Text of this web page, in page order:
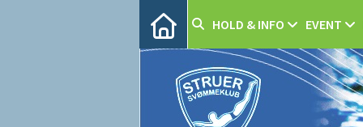
HOLD & INFO EVENT